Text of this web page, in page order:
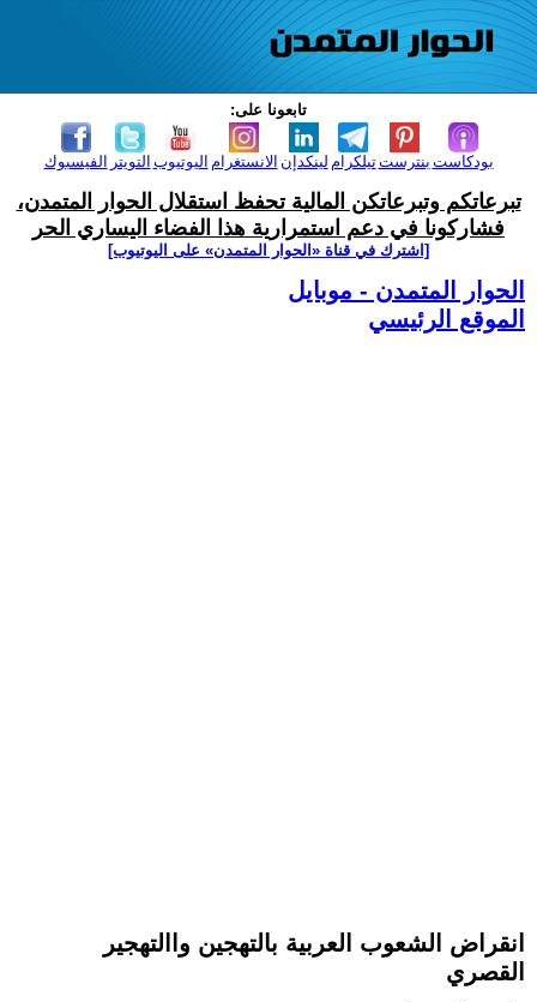
تابعونا على:
الفيسبوك التويتر اليوتيوب الانستغرام لينكدإن تيلكرامبنترست بودكاست
تبرعاتكم وتبرعاتكن المالية تحفظ استقلال الحوار المتمدن،
فشاركونا في دعم استمرارية هذا الفضاء اليساري الحر
[اشترك في قناة ‫«الحوار المتمدن» على اليوتيوب]
الحوار المتمدن - موبايل
الموقع الرئيسي
انقراض الشعوب العربية بالتهجين واالتهجير
القصري